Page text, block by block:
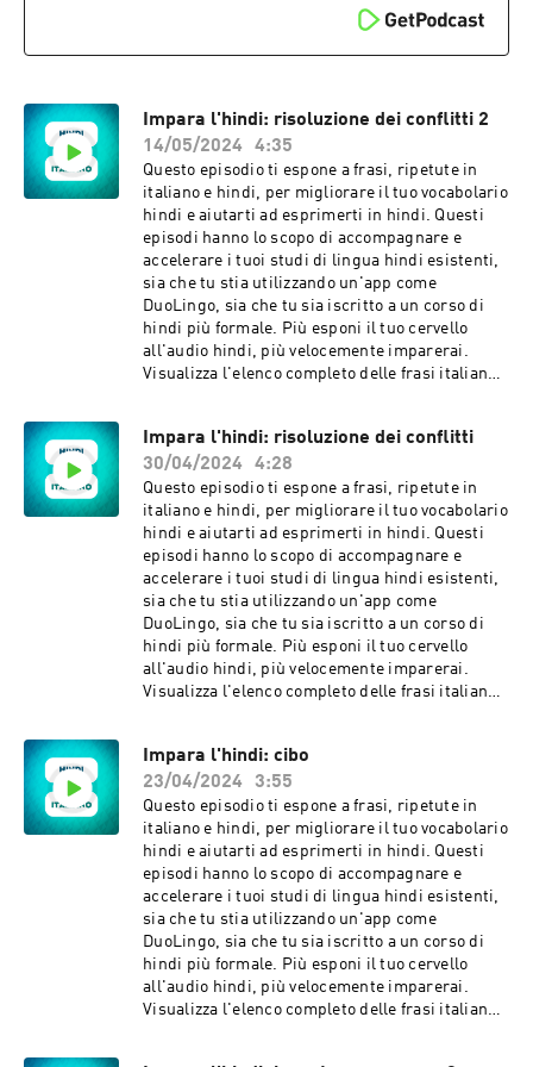
tavola. Lavati le mani. Mangia la tua cena.
Passale la ciotola. Finisci i tuoi compiti. Pulisci
la tua stanza. Lavati i denti. Vai a dormire.
Impara l'hindi: risoluzione dei conflitti 2
14/05/2024
4:35
Questo episodio ti espone a frasi, ripetute in
italiano e hindi, per migliorare il tuo vocabolario
hindi e aiutarti ad esprimerti in hindi. Questi
episodi hanno lo scopo di accompagnare e
accelerare i tuoi studi di lingua hindi esistenti,
sia che tu stia utilizzando un'app come
DuoLingo, sia che tu sia iscritto a un corso di
hindi più formale. Più esponi il tuo cervello
all'audio hindi, più velocemente imparerai.
Visualizza l'elenco completo delle frasi italiane e
languagelearningaccelerator@gmail.com Frasi
in questo episodio: So che sei triste. Lo siamo
anche noi. Prendiamoci una pausa da tutto
questo per ora. Ne potremo parlare una volta
che ci saremo tutti calmati. So che hai fatto
davvero di tutto per far funzionare le cose.
Apprezziamo tutti i tuoi sforzi. Puoi dirci di più
sulla tua versione della storia? Sembra che
quando è successo ti abbia fatto arrabbiare. È
vero? Permettimi di assicurarmi di aver capito
correttamente. Mi dispiace che ti sia sentito
attaccato. Non era mia intenzione farti sentire
posso capire perché ti sentivi così. Cosa ci stai
chiedendo di fare a riguardo? Penso che
possiamo essere d'accordo su ciò che chiedi.
Grazie per essere stato onesto con noi.
Apprezziamo davvero che tu abbia portato
questo alla nostra attenzione. Penso che ora ci
capiamo meglio. Siamo d’accordo su come
gestiremo la situazione se dovesse ripetersi?
C'è qualcos'altro di cui vuoi parlare? Ricorda
solo che puoi parlare con noi in qualsiasi
momento.
Impara l'hindi: risoluzione dei conflitti
30/04/2024
4:28
Questo episodio ti espone a frasi, ripetute in
italiano e hindi, per migliorare il tuo vocabolario
hindi e aiutarti ad esprimerti in hindi. Questi
episodi hanno lo scopo di accompagnare e
accelerare i tuoi studi di lingua hindi esistenti,
sia che tu stia utilizzando un'app come
DuoLingo, sia che tu sia iscritto a un corso di
hindi più formale. Più esponi il tuo cervello
all'audio hindi, più velocemente imparerai.
Visualizza l'elenco completo delle frasi italiane e
languagelearningaccelerator@gmail.com Frasi
in questo episodio: Mi dispiace davvero per
quello che è successo. Mi assumo la
responsabilità della mia parte del problema.
Voglio risolvere questa cosa con te. Volevo solo
vedere se possiamo essere sulla stessa
lunghezza d'onda a riguardo. Prendiamoci un
minuto per calmarci insieme. Sediamoci al
tavolo e parliamo. Potete aiutarmi a capire qual
è il problema, secondo voi? Lascia che ti ripeta
quello che ti ho sentito dire. Voglio solo
assicurarmi di capirti. Penso di capire da dove
Impara l'hindi: cibo
23/04/2024
3:55
Questo episodio ti espone a frasi, ripetute in
italiano e hindi, per migliorare il tuo vocabolario
hindi e aiutarti ad esprimerti in hindi. Questi
episodi hanno lo scopo di accompagnare e
accelerare i tuoi studi di lingua hindi esistenti,
sia che tu stia utilizzando un'app come
DuoLingo, sia che tu sia iscritto a un corso di
hindi più formale. Più esponi il tuo cervello
all'audio hindi, più velocemente imparerai.
Visualizza l'elenco completo delle frasi italiane e